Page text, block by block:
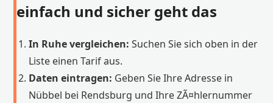
einfach und sicher geht das
In Ruhe vergleichen: Suchen Sie sich oben in der
Liste einen Tarif aus.
Daten eintragen: Geben Sie Ihre Adresse in
Nübbel bei Rendsburg und Ihre ZÃ¤hlernummer